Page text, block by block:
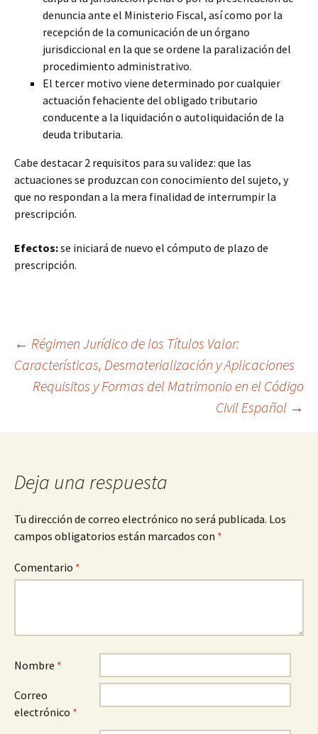
denuncia ante el Ministerio Fiscal, así como por la
recepción de la comunicación de un órgano
jurisdiccional en la que se ordene la paralización del
procedimiento administrativo.
El tercer motivo viene determinado por cualquier
actuación fehaciente del obligado tributario
conducente a la liquidación o autoliquidación de la
deuda tributaria.
Cabe destacar 2 requisitos para su validez: que las
actuaciones se produzcan con conocimiento del sujeto, y
que no respondan a la mera finalidad de interrumpir la
prescripción.
Efectos:se iniciará de nuevo el cómputo de plazo de
prescripción.
Navegación
de
entradas
← Régimen Jurídico de los Títulos Valor:
Características, Desmaterialización y Aplicaciones
Requisitos y Formas del Matrimonio en el Código
Civil Español →
Deja una respuesta
Tu dirección de correo electrónico no será publicada. Los
campos obligatorios están marcados con *
Comentario *
Nombre *
Correo
electrónico *